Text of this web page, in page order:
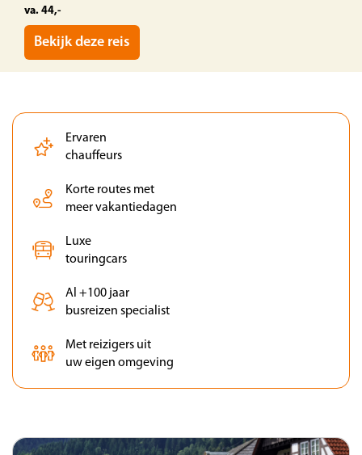
va. 44,-
Bekijk deze reis
Ervaren
chauffeurs
Korte routes met
meer vakantiedagen
Luxe
touringcars
Al +100 jaar
busreizen specialist
Met reizigers uit
uw eigen omgeving